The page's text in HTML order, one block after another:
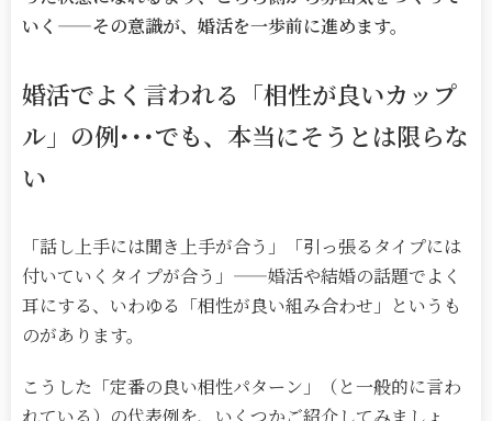
いく ——その意識が、婚活を一歩前に進めます。
婚活でよく言われる「相性が良いカップ
ル」の例･･･でも、本当にそうとは限らな
い
「話し上手には聞き上手が合う」「引っ張るタイプには
付いていくタイプが合う」——婚活や結婚の話題でよく
耳にする、いわゆる「相性が良い組み合わせ」というも
のがあります。
こうした「定番の良い相性パターン」（と一般的に言わ